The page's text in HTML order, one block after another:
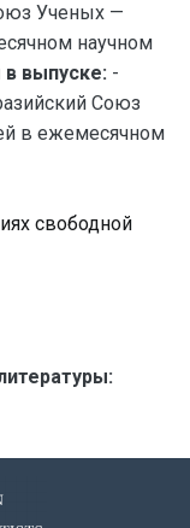
Ученых —
научном
выпуске: -
Союз
в ежемесячном
свободной